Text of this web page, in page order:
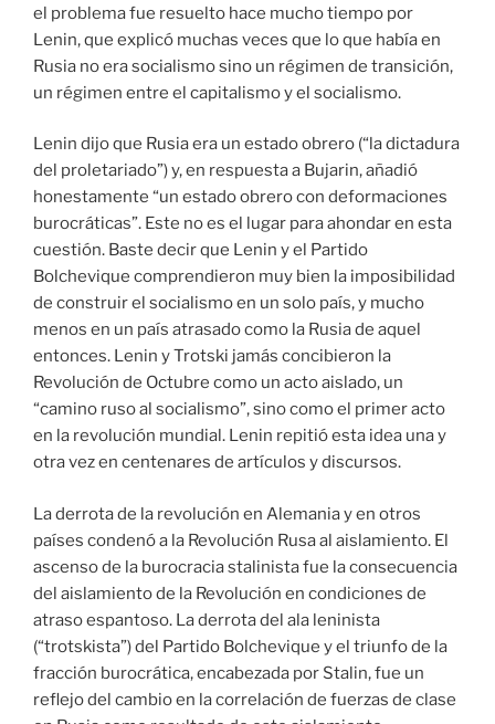
el problema fue resuelto hace mucho tiempo por
Lenin, que explicó muchas veces que lo que había en
Rusia no era socialismo sino un régimen de transición,
un régimen entre el capitalismo y el socialismo.
Lenin dijo que Rusia era un estado obrero (“la dictadura
del proletariado”) y, en respuesta a Bujarin, añadió
honestamente “un estado obrero con deformaciones
burocráticas”. Este no es el lugar para ahondar en esta
cuestión. Baste decir que Lenin y el Partido
Bolchevique comprendieron muy bien la imposibilidad
de construir el socialismo en un solo país, y mucho
menos en un país atrasado como la Rusia de aquel
entonces. Lenin y Trotski jamás concibieron la
Revolución de Octubre como un acto aislado, un
“camino ruso al socialismo”, sino como el primer acto
en la revolución mundial. Lenin repitió esta idea una y
otra vez en centenares de artículos y discursos.
La derrota de la revolución en Alemania y en otros
países condenó a la Revolución Rusa al aislamiento. El
ascenso de la burocracia stalinista fue la consecuencia
del aislamiento de la Revolución en condiciones de
atraso espantoso. La derrota del ala leninista
(“trotskista”) del Partido Bolchevique y el triunfo de la
fracción burocrática, encabezada por Stalin, fue un
reflejo del cambio en la correlación de fuerzas de clase